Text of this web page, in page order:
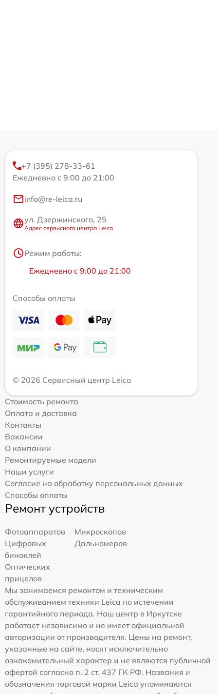
+7 (395) 278-33-61
Ежедневно с 9:00 до 21:00
info@re-leica.ru
ул. Дзержинского, 25
Адрес сервисного центра Leica
Режим работы:
Ежедневно с 9:00 до 21:00
Способы оплаты
© 2026 Сервисный центр Leica
Стоимость ремонта
Оплата и доставка
Контакты
Вакансии
О компании
Ремонтируемые модели
Наши услуги
Согласие на обработку персональных данных
Способы оплаты
Ремонт устройств
Фотоаппаратов
Микроскопов
Цифровых
биноклей
Дальномеров
Оптических
прицелов
Мы занимаемся ремонтом и техническим
обслуживанием техники Leica по истечении
гарантийного периода. Наш центр в Иркутске
работает независимо и не имеет официальной
авторизации от производителя. Цены на ремонт,
указанные на сайте, носят исключительно
ознакомительный характер и не являются публичной
офертой согласно п. 2 ст. 437 ГК РФ. Названия и
обозначения торговой марки Leica упоминаются